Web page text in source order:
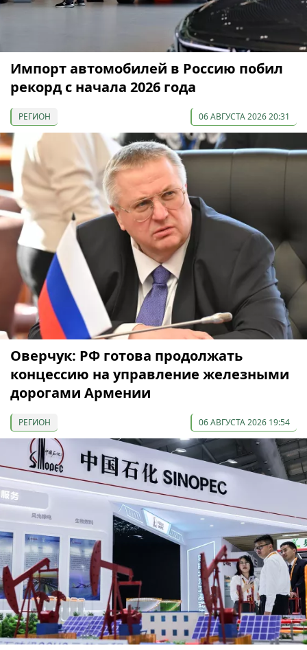
Импорт автомобилей в Россию побил
рекорд с начала 2026 года
РЕГИОН 06 АВГУСТА 2026 20:31
Оверчук: РФ готова продолжать
концессию на управление железными
дорогами Армении
РЕГИОН 06 АВГУСТА 2026 19:54